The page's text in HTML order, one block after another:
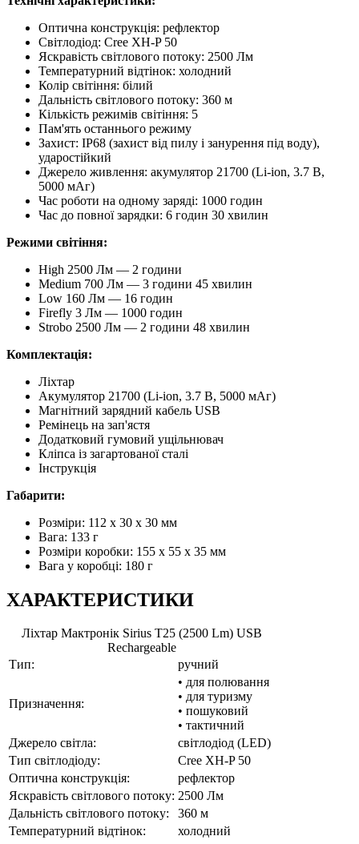
Оптична конструкція: рефлектор
Світлодіод: Cree XH-P 50
Яскравість світлового потоку: 2500 Лм
Температурний відтінок: холодний
Колір світіння: білий
Дальність світлового потоку: 360 м
Кількість режимів світіння: 5
Пам'ять останнього режиму
Захист: IP68 (захист від пилу і занурення під воду),
ударостійкий
Джерело живлення: акумулятор 21700 (Li-ion, 3.7 В,
5000 мАг)
Час роботи на одному заряді: 1000 годин
Час до повної зарядки: 6 годин 30 хвилин
Режими світіння:
High 2500 Лм — 2 години
Medium 700 Лм — 3 години 45 хвилин
Low 160 Лм — 16 годин
Firefly 3 Лм — 1000 годин
Strobo 2500 Лм — 2 години 48 хвилин
Комплектація:
Ліхтар
Акумулятор 21700 (Li-ion, 3.7 В, 5000 мАг)
Магнітний зарядний кабель USB
Ремінець на зап'ястя
Додатковий гумовий ущільнювач
Кліпса із загартованої сталі
Інструкція
Габарити:
Розміри: 112 х 30 х 30 мм
Вага: 133 г
Розміри коробки: 155 х 55 х 35 мм
Вага у коробці: 180 г
ХАРАКТЕРИСТИКИ
Ліхтар Мактронік Sirius T25 (2500 Lm) USB
Rechargeable
Тип:
ручний
Призначення:
• для полювання
• для туризму
• пошуковий
• тактичний
Джерело світла:
світлодіод (LED)
Тип світлодіоду:
Cree XH-P 50
Оптична конструкція:
рефлектор
Яскравість світлового потоку: 2500 Лм
Дальність світлового потоку:
360 м
Температурний відтінок:
холодний